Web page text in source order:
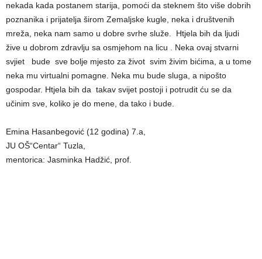
nekada kada postanem starija, pomoći da steknem što više dobrih
poznanika i prijatelja širom Zemaljske kugle, neka i društvenih
mreža, neka nam samo u dobre svrhe služe. Htjela bih da ljudi
žive u dobrom zdravlju sa osmjehom na licu . Neka ovaj stvarni
svjiet bude sve bolje mjesto za život svim živim bićima, a u tome
neka mu virtualni pomagne. Neka mu bude sluga, a nipošto
gospodar. Htjela bih da takav svijet postoji i potrudit ću se da
učinim sve, koliko je do mene, da tako i bude.
Emina Hasanbegović (12 godina) 7.a,
JU OŠ“Centar“ Tuzla,
mentorica: Jasminka Hadžić, prof.